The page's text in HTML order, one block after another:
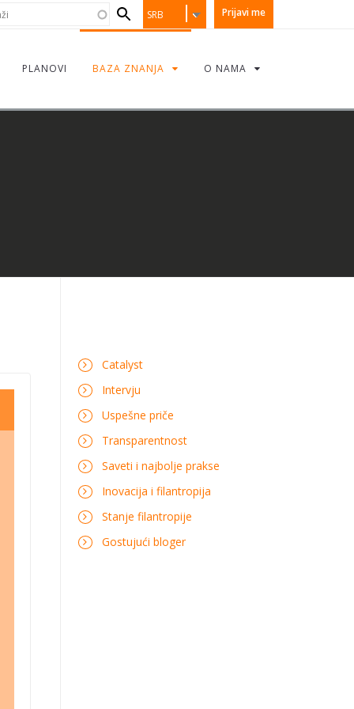
Prijavi me
SRB
PLANOVI BAZA ZNANJA O NAMA
Catalyst
Intervju
Uspešne priče
Transparentnost
Saveti i najbolje prakse
Inovacija i filantropija
Stanje filantropije
Gostujući bloger